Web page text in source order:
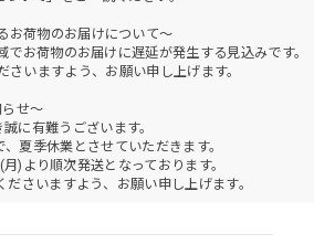
お荷物のお届けについて～
お荷物のお届けに遅延が発生する見込みです。
いますよう、お願い申し上げます。
せ～
に有難うございます。
夏季休業とさせていただきます。
より順次発送となっております。
さいますよう、お願い申し上げます。